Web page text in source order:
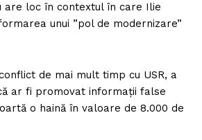
are loc în contextul în care Ilie
unui ”pol de modernizare”
de mai mult timp cu USR, a
ar fi promovat informații false
o haină în valoare de 8.000 de